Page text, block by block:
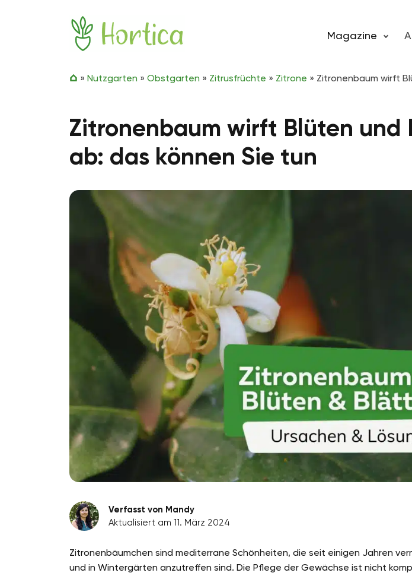
Magazine
» Nutzgarten » Obstgarten » Zitrusfrüchte » Zitrone » Zitronenbaum wirft
Zitronenbaum wirft Blüten und
ab: das können Sie tun
Verfasst von Mandy
Aktualisiert am 11. März 2024
Zitronenbäumchen sind mediterrane Schönheiten, die seit einigen Jahren
und in Wintergärten anzutreffen sind. Die Pflege der Gewächse ist nicht